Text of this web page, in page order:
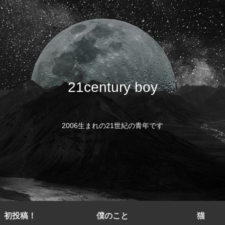
21century boy
2006生まれの21世紀の青年です
初投稿！ 僕のこと 猫